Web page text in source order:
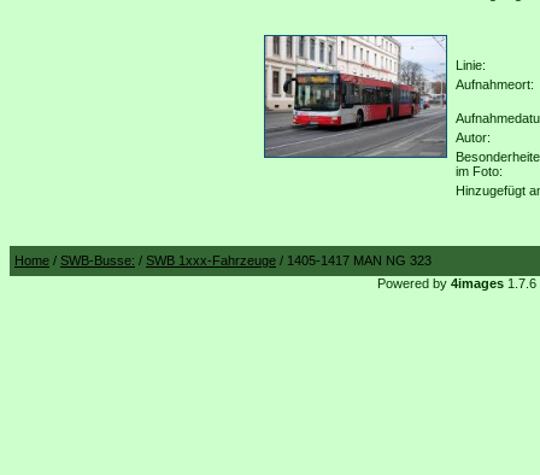
Linie:
Aufnahmeort:
Autor:
im Foto:
Hinzugefügt
Home / SWB-Busse: / SWB 1xxx-Fahrzeuge / 1405-1417 MAN NG 323
Powered by 4images1.7.6